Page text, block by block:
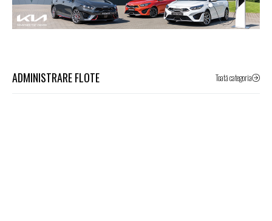
ADMINISTRARE FLOTE Toată categoria